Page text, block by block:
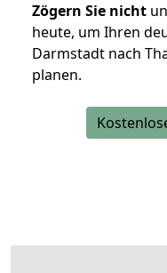
Zögern Sie nicht
heute, um Ihren
Darmstadt nach
planen.